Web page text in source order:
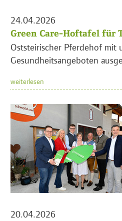
24.04.2026
Green Care-Hoftafel für
Oststeirischer Pferdehof mit
Gesundheitsangeboten
weiterlesen
20.04.2026